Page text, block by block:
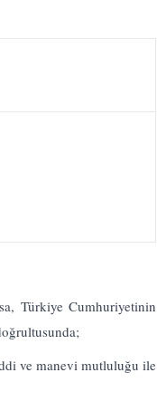
Türkiye Cumhuriyetinin
ve manevi mutluluğu ile